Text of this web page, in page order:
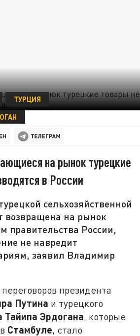
ТУРЦИЯ
на рынок турецкие
в России
сельхозяйственной
возвращена на рынок
правительства России,
не навредит
заявил Владимир
президента
Путина и турецкого
Тайипа Эрдогана, которые
Стамбуле, стало